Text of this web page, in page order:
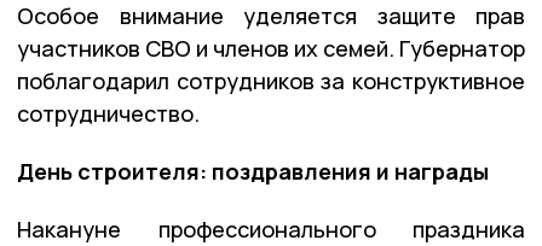
Особое внимание уделяется защите прав
участников СВО и членов их семей. Губернатор
поблагодарил сотрудников за конструктивное
сотрудничество.
День строителя: поздравления и награды
Накануне профессионального праздника